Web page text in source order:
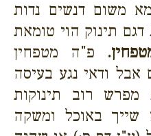
משום דנשים נדות
תינוק הוי טומאת
פ"ה מטפחין
ודאי נגע בעיסה
רוב תינוקות
שייך באוכל ומשקה